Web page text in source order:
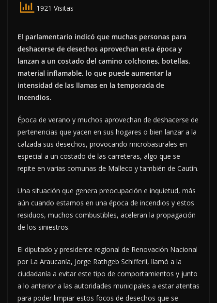
1921 Visitas
El parlamentario indicó que muchas personas para
deshacerse de desechos aprovechan esta época y
lanzan a un costado del camino colchones, botellas,
material inflamable, lo que puede aumentar la
intensidad de las llamas en la temporada de
incendios.
Época de verano y muchos aprovechan de deshacerse de
pertenencias que yacen en sus hogares o bien lanzar a la
calzada sus desechos, provocando microbasurales en
especial a un costado de las carreteras, algo que se
repite en varias comunas de Malleco y también de Cautín.
Una situación que genera preocupación e inquietud, más
aún cuando estamos en una época de incendios y estos
residuos, muchos combustibles, aceleran la propagación
de los siniestros.
El diputado y presidente regional de Renovación Nacional
por La Araucanía, Jorge Rathgeb Schifferli, llamó a la
ciudadanía a evitar este tipo de comportamientos y junto
a lo anterior a las autoridades municipales a estar atentas
para poder limpiar estos focos de desechos que se